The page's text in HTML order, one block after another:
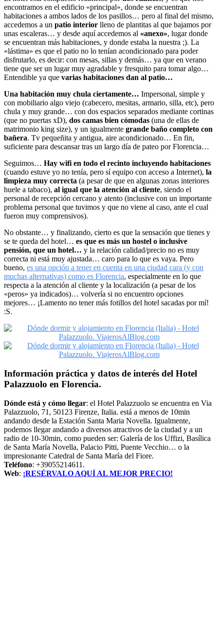
encontramos en el edificio «principal», donde se encuentran
habitaciones a ambos lados de los pasillos… pero al final del mismo,
accedemos a un patio interior lleno de plantitas al que bajamos por
unas escaleras… y desde aquí accedemos al «anexo», lugar donde
se encuentran más habitaciones, y donde estaba la nuestra ;). La
«lástima» es que el patio no lo tenían acondicionado para poder
disfrutarlo, es decir: con mesas, sillas y demás… ya que en verano
tiene que ser un lugar muy agradable y fresquito para tomar algo…
Entendible ya que varias habitaciones dan al patio…
Una habitación muy chula ciertamente… Impersonal, simple y
con mobiliario algo viejo (cabecero, mesitas, armario, silla, etc), pero
chula y muy grande… con dos espacios separados mediante cortinas
(que no puertas xD), dos camas bien cómodas (una de ellas de
matrimonio king size), y un igualmente grande baño completo con
bañera. Tv pequeñita y antigua, aire acondicionado… En fin,
suficiente para descansar tras un largo día de pateo por Florencia…
Seguimos… Hay wifi en todo el recinto incluyendo habitaciones
(cuando estuve yo no tenía, pero sí equipo con acceso a Internet), la
limpieza muy correcta (a pesar de que en algunas zonas interiores
huele a tabaco), al igual que la atención al cliente, siendo el
personal de recepción cercano y atento (inclusive con un importante
problema personal que tuvimos y que no viene al caso, ante el cual
fueron muy comprensivos).
No obstante… y finalizando, cierto es que la sensación que tienes y
se te queda del hotel… es que es más un hostel o inclusive
pensión, que un hotel… y la relación calidad/precio no es muy
correcta ni está muy ajustada… caro para lo que es vaya. Pero
bueno, es una opción a tener en cuenta en una ciudad cara (y con
muchas alternativas) como es Florencia, especialmente en lo que
respecta a la atención al cliente y la localización (a pesar de los
«peros» ya indicados)… volvería si no encuentro opciones
mejores… ¡Lamento no tener más fotillos del hotel sacadas por mí!
:S.
Información práctica y datos de interés del Hotel
Palazzuolo en Florencia.
Dónde está y cómo llegar: el Hotel Palazzuolo se encuentra en Via
Palazzuolo, 71, 50123 Firenze, Italia. está a menos de 10min
andando desde la Estación Santa Maria Novella. Igualmente,
podemos llegar andando a diversos atractivos de la ciudad y a un
radio de 10-30min, como pueden ser: Galería de los Uffizi, Basílica
de Santa María Novella, Palacio Pitti, Puente Vecchio… o la
impresionante Catedral de Santa María del Fiore.
Teléfono: +39055214611.
Web: ¡RESÉRVALO AQUÍ AL MEJOR PRECIO!